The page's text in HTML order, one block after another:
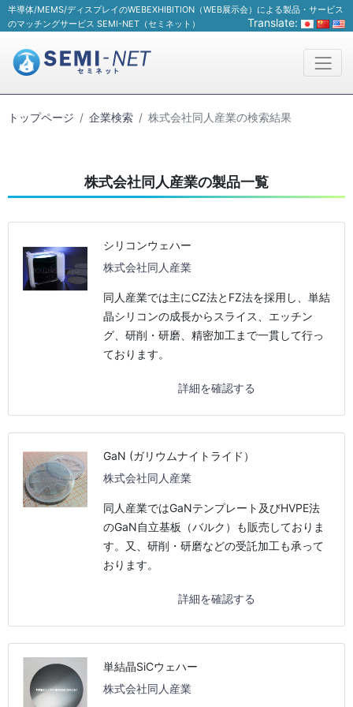
半導体/MEMS/ディスプレイのWEBEXHIBITION（WEB展示会）による製品・サービス
のマッチングサービス SEMI-NET（セミネット）
Translate:
トップページ 企業検索 株式会社同人産業の検索結果
株式会社同人産業の製品一覧
シリコンウェハー
株式会社同人産業
同人産業では主にCZ法とFZ法を採用し、単結
晶シリコンの成長からスライス、エッチン
グ、研削・研磨、精密加工まで一貫して行っ
ております。
詳細を確認する
GaN (ガリウムナイトライド）
株式会社同人産業
同人産業ではGaNテンプレート及びHVPE法
のGaN自立基板（バルク）も販売しておりま
す。又、研削・研磨などの受託加工も承って
おります。
詳細を確認する
単結晶SiCウェハー
株式会社同人産業